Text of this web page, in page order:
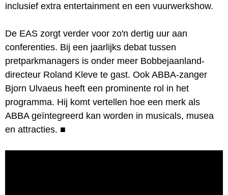
inclusief extra entertainment en een vuurwerkshow.
De EAS zorgt verder voor zo'n dertig uur aan
conferenties. Bij een jaarlijks debat tussen
pretparkmanagers is onder meer Bobbejaanland-
directeur Roland Kleve te gast. Ook ABBA-zanger
Bjorn Ulvaeus heeft een prominente rol in het
programma. Hij komt vertellen hoe een merk als
ABBA geïntegreerd kan worden in musicals, musea
en attracties. ■